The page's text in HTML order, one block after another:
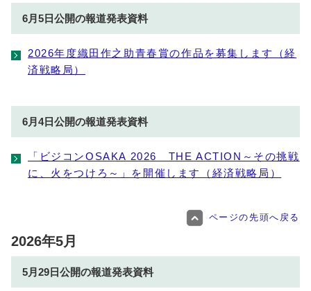
6月5日公開の報道発表資料
2026年度織田作之助青春賞の作品を募集します（経
済戦略局）
6月4日公開の報道発表資料
「ビジコンOSAKA 2026 THE ACTION～その挑戦
に、火をつけろ～」を開催します（経済戦略局）
ページの先頭へ戻る
2026年5月
5月29日公開の報道発表資料